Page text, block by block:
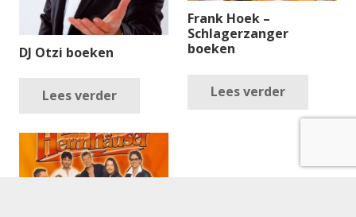
DJ Otzi boeken
Lees verder
Frank Hoek –
Schlagerzanger
boeken
Lees verder